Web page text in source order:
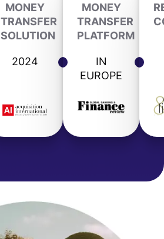
MONEY
TRANSFER
SOLUTION
2024
MONEY
TRANSFER
PLATFORM
IN
EUROPE